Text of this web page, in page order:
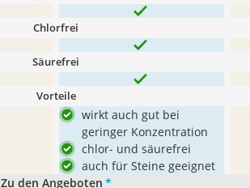
Chlorfrei
Säurefrei
Vorteile
wirkt auch gut bei
geringer Konzentration
chlor- und säurefrei
auch für Steine geeignet
Zu den Angeboten *